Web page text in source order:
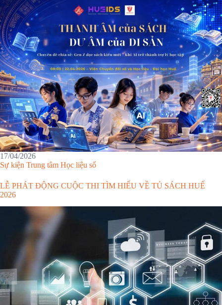
17/04/2026
Sự kiện Trung tâm Học liệu số
LỄ PHÁT ĐỘNG CUỘC THI TÌM HIỂU VỀ TỦ SÁCH HUẾ
2026